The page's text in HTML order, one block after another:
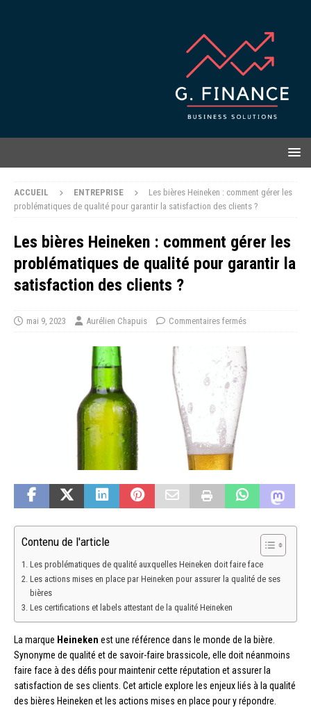
ACCUEIL ENTREPRISE
Les bières Heineken : comment gérer les
problématiques de qualité pour garantir la satisfaction des clients ?
Les bières Heineken : comment gérer les
problématiques de qualité pour garantir la
satisfaction des clients ?
mai 9, 2023 Aurélien Chapuis Commentaires fermés
Contenu de l'article
Les problématiques de qualité auxquelles Heineken doit faire face
Les actions mises en place par Heineken pour assurer la qualité de ses
bières
Les certifications et labels attestant de la qualité Heineken
La marque Heineken est une référence dans le monde de la bière.
Synonyme de qualité et de savoir-faire brassicole, elle doit néanmoins
faire face à des défis pour maintenir cette réputation et assurer la
satisfaction de ses clients. Cet article explore les enjeux liés à la qualité
des bières Heineken et les actions mises en place pour y répondre.